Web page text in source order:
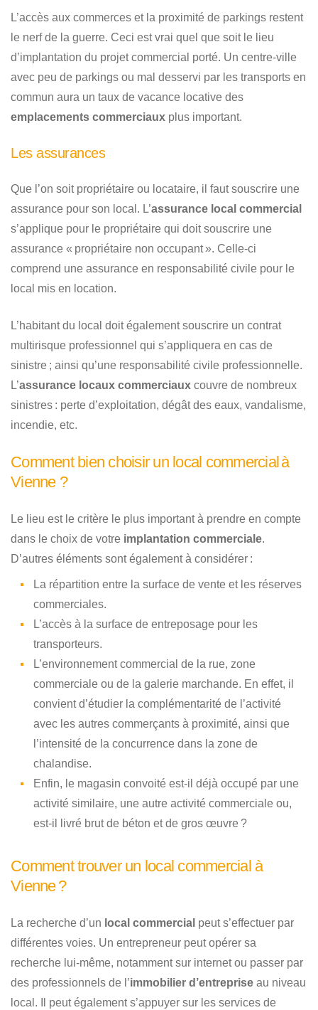
L’accès aux commerces et la proximité de parkings restent
le nerf de la guerre. Ceci est vrai quel que soit le lieu
d’implantation du projet commercial porté. Un centre-ville
avec peu de parkings ou mal desservi par les transports en
commun aura un taux de vacance locative des
emplacements commerciaux plus important.
Les assurances
Que l’on soit propriétaire ou locataire, il faut souscrire une
assurance pour son local. L’assurance local commercial
s’applique pour le propriétaire qui doit souscrire une
assurance « propriétaire non occupant ». Celle-ci
comprend une assurance en responsabilité civile pour le
local mis en location.
L’habitant du local doit également souscrire un contrat
multirisque professionnel qui s’appliquera en cas de
sinistre ; ainsi qu’une responsabilité civile professionnelle.
L’assurance locaux commerciaux couvre de nombreux
sinistres : perte d’exploitation, dégât des eaux, vandalisme,
incendie, etc.
Comment bien choisir un local commercial à
Vienne ?
Le lieu est le critère le plus important à prendre en compte
dans le choix de votre implantation commerciale.
D’autres éléments sont également à considérer :
La répartition entre la surface de vente et les réserves
commerciales.
L’accès à la surface de entreposage pour les
transporteurs.
L’environnement commercial de la rue, zone
commerciale ou de la galerie marchande. En effet, il
convient d’étudier la complémentarité de l’activité
avec les autres commerçants à proximité, ainsi que
l’intensité de la concurrence dans la zone de
chalandise.
Enfin, le magasin convoité est-il déjà occupé par une
activité similaire, une autre activité commerciale ou,
est-il livré brut de béton et de gros œuvre ?
Comment trouver un local commercial à
Vienne ?
La recherche d’un local commercial peut s’effectuer par
différentes voies. Un entrepreneur peut opérer sa
recherche lui-même, notamment sur internet ou passer par
des professionnels de l’immobilier d’entreprise au niveau
local. Il peut également s’appuyer sur les services de